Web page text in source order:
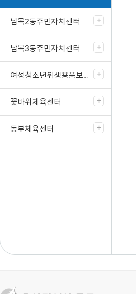
남목2동주민자치센터
남목3동주민자치센터
여성청소년위생용품보편지원
꽃바위체육센터
동부체육센터